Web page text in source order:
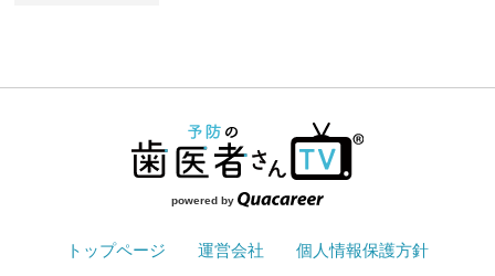
powered by
トップページ 運営会社 個人情報保護方針